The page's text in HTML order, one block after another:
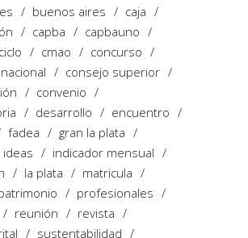
buenos aires
caja
capba
capbauno
ciclo cmao
concurso
consejo superior
convenio
desarrollo
encuentro
fadea
gran la plata
ideas
indicador mensual
la plata
matricula
profesionales
reunión
revista
sustentabilidad